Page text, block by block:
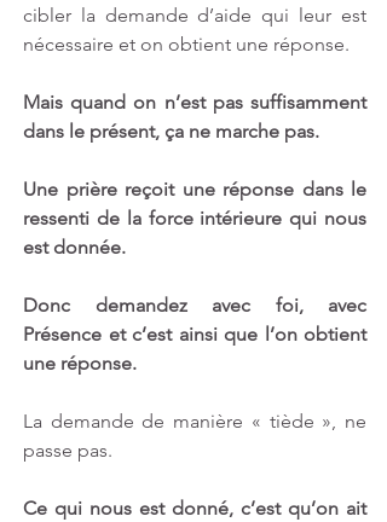
cibler la demande d’aide qui leur est
nécessaire et on obtient une réponse.
Mais quand on n’est pas suffisamment
dans le présent, ça ne marche pas.
Une prière reçoit une réponse dans le
ressenti de la force intérieure qui nous
est donnée.
Donc demandez avec foi, avec
Présence et c’est ainsi que l’on obtient
une réponse.
La demande de manière « tiède », ne
passe pas.
Ce qui nous est donné, c’est qu’on ait